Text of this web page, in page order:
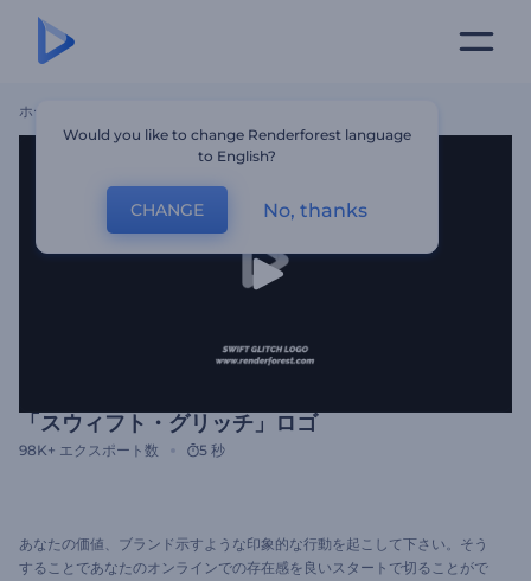
ホーム
「スウィフト・グリッチ」ロゴ
98K+ エクスポート数 5 秒
あなたの価値、ブランド示すような印象的な行動を起こして下さい。そう
することであなたのオンラインでの存在感を良いスタートで切ることがで
Would you like to change Renderforest language
to English?
CHANGE No, thanks